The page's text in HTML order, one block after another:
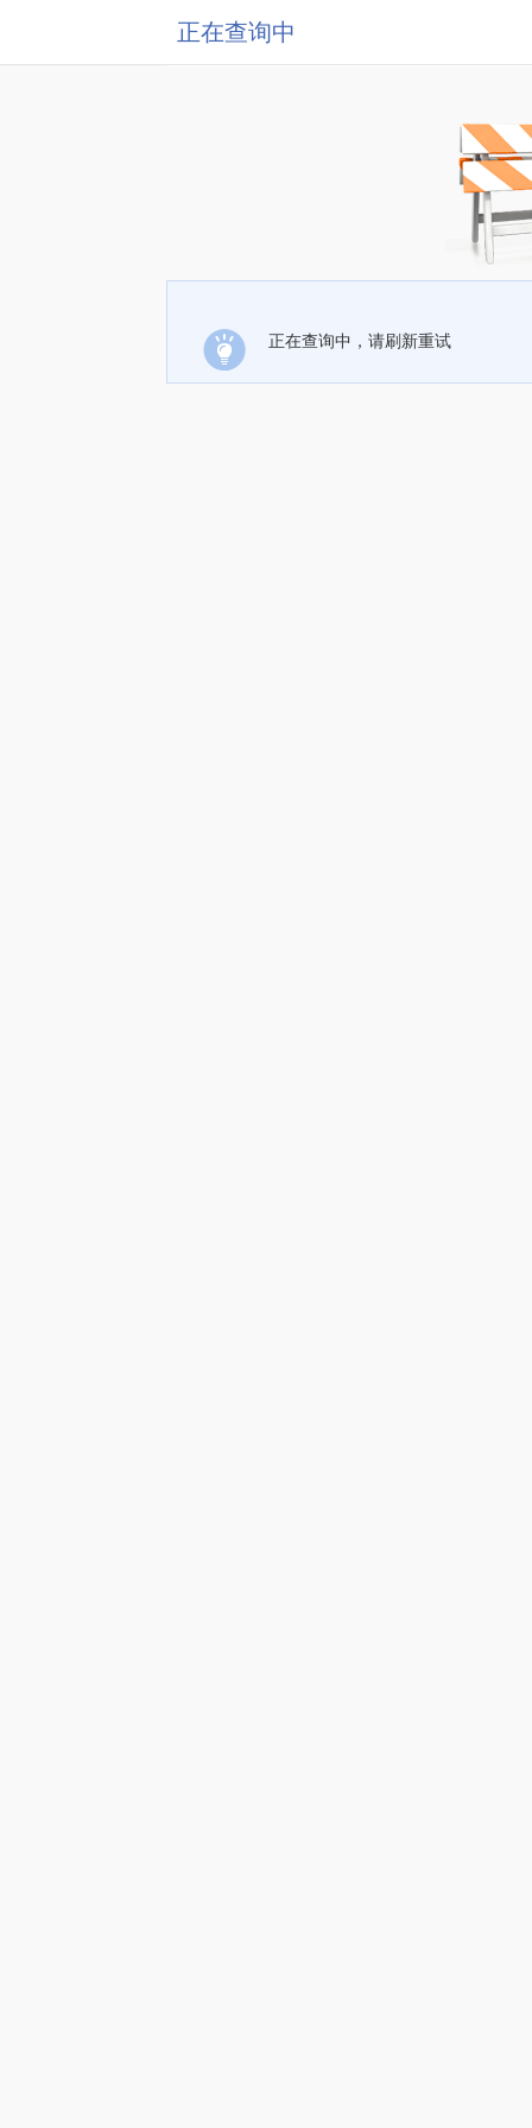
正在查询中
正在查询中，请刷新重试